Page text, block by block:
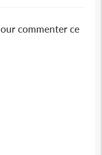
commenter ce